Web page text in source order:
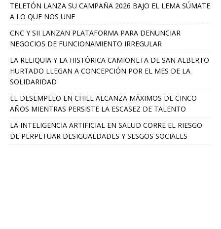
TELETÓN LANZA SU CAMPAÑA 2026 BAJO EL LEMA SÚMATE
A LO QUE NOS UNE
CNC Y SII LANZAN PLATAFORMA PARA DENUNCIAR
NEGOCIOS DE FUNCIONAMIENTO IRREGULAR
LA RELIQUIA Y LA HISTÓRICA CAMIONETA DE SAN ALBERTO
HURTADO LLEGAN A CONCEPCIÓN POR EL MES DE LA
SOLIDARIDAD
EL DESEMPLEO EN CHILE ALCANZA MÁXIMOS DE CINCO
AÑOS MIENTRAS PERSISTE LA ESCASEZ DE TALENTO
LA INTELIGENCIA ARTIFICIAL EN SALUD CORRE EL RIESGO
DE PERPETUAR DESIGUALDADES Y SESGOS SOCIALES